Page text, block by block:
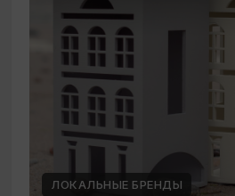
ЛОКАЛЬНЫЕ БРЕНДЫ